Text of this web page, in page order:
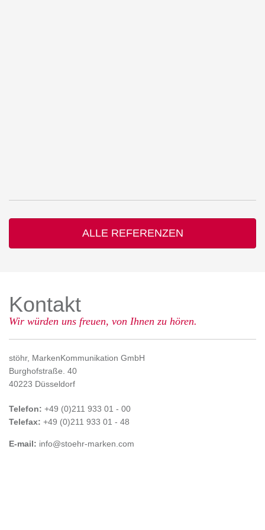
ALLE REFERENZEN
Kontakt
Wir würden uns freuen, von Ihnen zu hören.
stöhr, MarkenKommunikation GmbH
Burghofstraße. 40
40223 Düsseldorf
Telefon: +49 (0)211 933 01 - 00
Telefax: +49 (0)211 933 01 - 48
E-mail: info@stoehr-marken.com